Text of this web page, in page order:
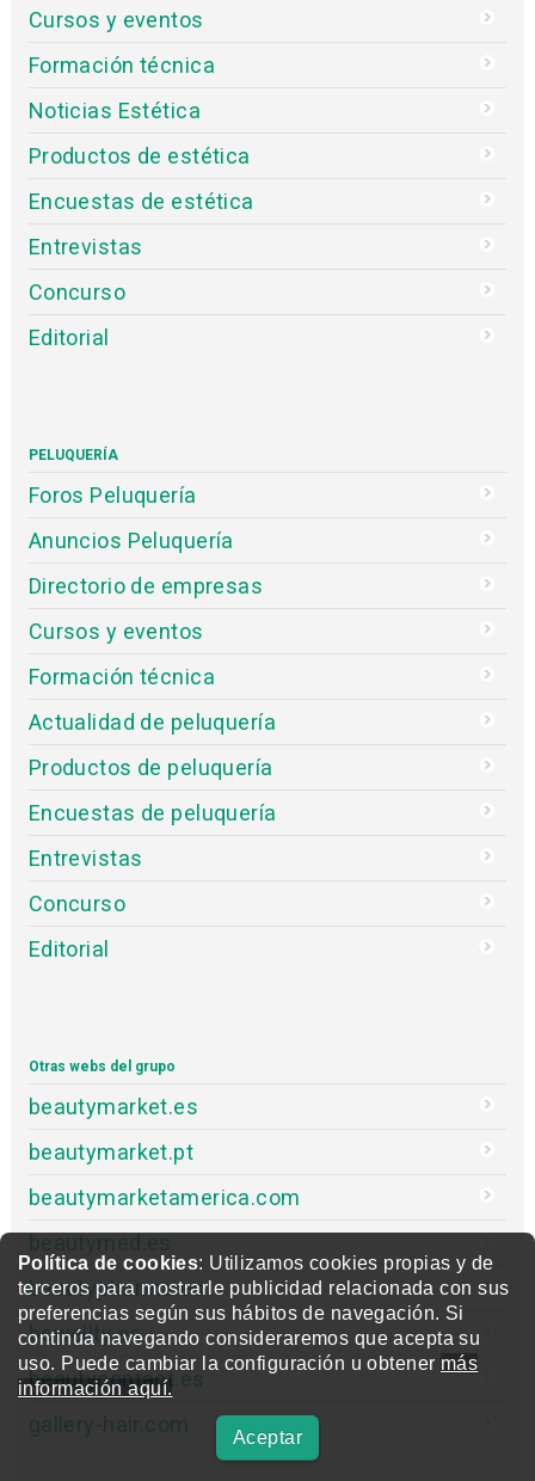
Política de cookies: Utilizamos cookies propias y de
terceros para mostrarle publicidad relacionada con sus
preferencias según sus hábitos de navegación. Si
continúa navegando consideraremos que acepta su
uso. Puede cambiar la configuración u obtener más
información aquí.
Aceptar
Cursos y eventos
Formación técnica
Noticias Estética
Productos de estética
Encuestas de estética
Entrevistas
Concurso
Editorial
PELUQUERÍA
Foros Peluquería
Anuncios Peluquería
Directorio de empresas
Cursos y eventos
Formación técnica
Actualidad de peluquería
Productos de peluquería
Encuestas de peluquería
Entrevistas
Concurso
Editorial
Otras webs del grupo
beautymarket.es
beautymarket.pt
beautymarketamerica.com
beautymed.es
beautypharma.es
bewellty.es
beautycontact.es
gallery-hair.com